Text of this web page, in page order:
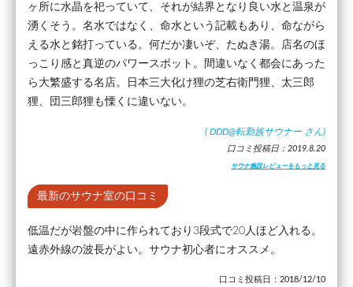
ヶ所に水晶を祀っていて、それが結界となり良い水と温泉が
湧くそう。名水ではなく、命水という記載もあり、命ながら
える水と銘打っている。何だか凄いぞ、たぬき湯。店名のほ
っこり感と真逆のパワースポット。間違いなく都会にあった
ら大繁盛する名店。日本三大化け狸の芝右衛門狸、太三郎
狸、団三郎狸も慄くに違いない。
( DDD@転勤族サウナー さん)
口コミ投稿日：2019.8.20
サウナ施設レビューをもっと見る
最新のサウナ室の口コミ
低温だが岩盤の中に作られており3段式で20人ほど入れる。
遠赤外線の波長がよい。サウナ初心者にオススメ。
口コミ投稿日：2018/12/10